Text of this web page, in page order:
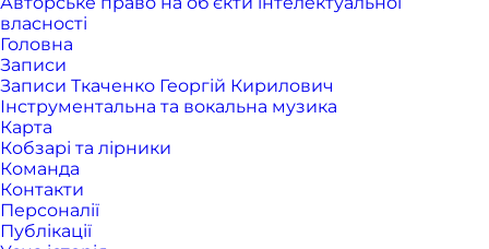
власності
Головна
Записи
Записи Ткаченко Георгій Кирилович
Інструментальна та вокальна музика
Карта
Кобзарі та лірники
Команда
Контакти
Персоналії
Публікації